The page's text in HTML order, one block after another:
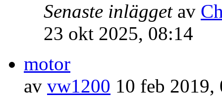
Senaste inlägget av
23 okt 2025, 08:14
motor
av vw1200 10 feb 2019,